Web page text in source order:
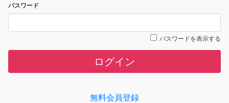
パスワード
パスワードを表示する
ログイン
無料会員登録